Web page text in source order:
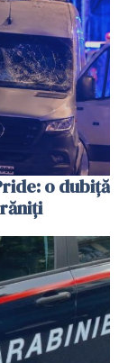
o dubiță